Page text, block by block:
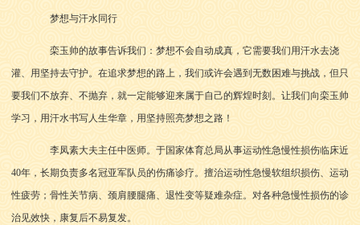
梦想与汗水同行
栾玉帅的故事告诉我们：梦想不会自动成真，它需要我们用汗水去浇
灌、用坚持去守护。在追求梦想的路上，我们或许会遇到无数困难与挑战，但只
要我们不放弃、不抛弃，就一定能够迎来属于自己的辉煌时刻。让我们向栾玉帅
学习，用汗水书写人生华章，用坚持照亮梦想之路！
李凤素大夫主任中医师。于国家体育总局从事运动性急慢性损伤临床近
40年，长期负责多名冠亚军队员的伤痛诊疗。擅治运动性急慢软组织损伤、运动
性疲劳；骨性关节病、颈肩腰腿痛、退性变等疑难杂症。对各种急慢性损伤的诊
治见效快，康复后不易复发。